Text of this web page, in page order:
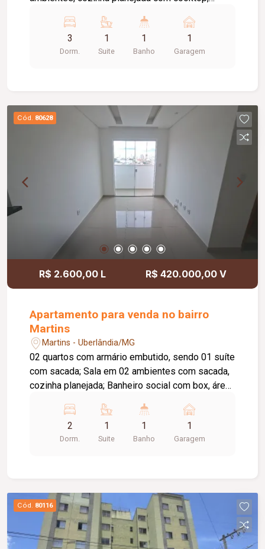
blindex, área de serviço, 01 vaga de garagem.
Condomínio com portaria virtual, gás encanado e
água inclusa Condomínio Aprox. 500,00 / taxa de
3
Dorm.
1
Suite
1
Banho
1
Garagem
Cód. 80628
R$ 2.600,00 L R$ 420.000,00 V
Apartamento para venda no bairro
Martins
Martins - Uberlândia/MG
02 quartos com armário embutido, sendo 01 suíte
com sacada; Sala em 02 ambientes com sacada,
cozinha planejada; Banheiro social com box, área
Condomínio com gás encanado, elevador e água
2
Dorm.
1
Suite
1
Banho
1
Garagem
Cód. 80116